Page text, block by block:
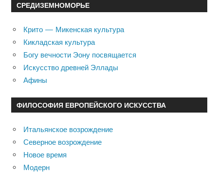
СРЕДИЗЕМНОМОРЬЕ
Крито — Микенская культура
Кикладская культура
Богу вечности Эону посвящается
Искусство древней Эллады
Афины
ФИЛОСОФИЯ ЕВРОПЕЙСКОГО ИСКУССТВА
Итальянское возрождение
Северное возрождение
Новое время
Модерн